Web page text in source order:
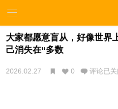
大家都愿意盲从，好像世界
己消失在“多数
2026.02.27 0 评论已关